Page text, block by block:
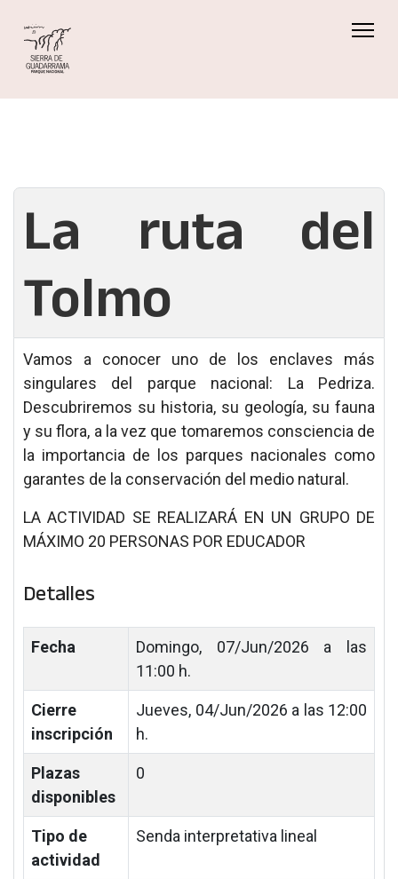
La ruta del
Tolmo
Vamos a conocer uno de los enclaves más
singulares del parque nacional: La Pedriza.
Descubriremos su historia, su geología, su fauna
y su flora, a la vez que tomaremos consciencia de
la importancia de los parques nacionales como
garantes de la conservación del medio natural.
LA ACTIVIDAD SE REALIZARÁ EN UN GRUPO DE
MÁXIMO 20 PERSONAS POR EDUCADOR
Detalles
Fecha
Domingo, 07/Jun/2026 a las
11:00 h.
Cierre
inscripción
Jueves, 04/Jun/2026 a las 12:00
h.
Plazas
disponibles
0
Tipo de
actividad
Senda interpretativa lineal